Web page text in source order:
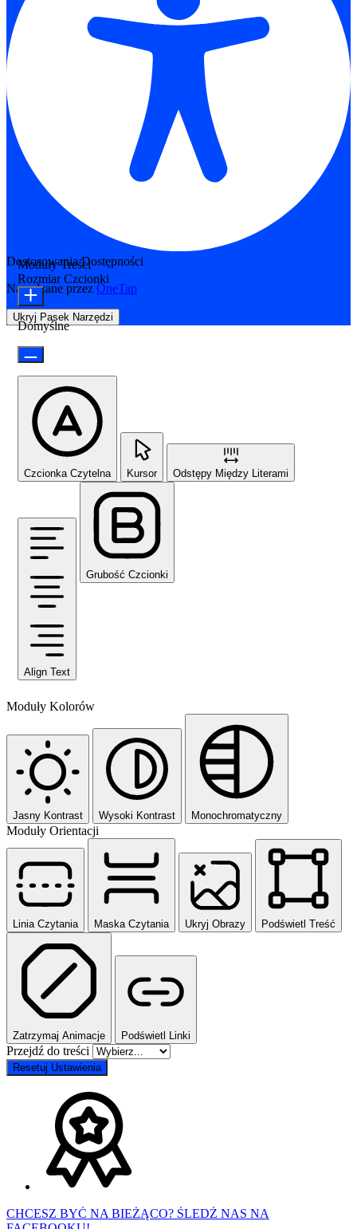
Dostosowania Dostępności
Napędzane przez OneTap
Ukryj Pasek Narzędzi
Moduły Treści
Rozmiar Czcionki
Domyślne
Czcionka Czytelna Kursor Odstępy Między Literami
Align Text
Grubość Czcionki
Moduły Kolorów
Jasny Kontrast Wysoki Kontrast Monochromatyczny
Moduły Orientacji
Linia Czytania Maska Czytania Ukryj Obrazy Podświetl Treść
Zatrzymaj Animacje Podświetl Linki
Przejdź do treści
Resetuj Ustawienia
CHCESZ BYĆ NA BIEŻĄCO? ŚLEDŹ NAS NA